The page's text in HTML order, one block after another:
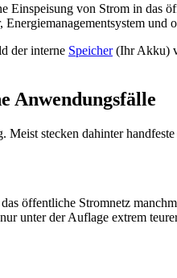
von Strom in das
und
der interne Speicher(Ihr Akku)
Anwendungsfälle
stecken dahinter
öffentliche Stromnetz
unter der Auflage extrem